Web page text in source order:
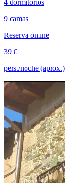
4 dormitorios
9 camas
Reserva online
39 €
pers./noche (aprox.)